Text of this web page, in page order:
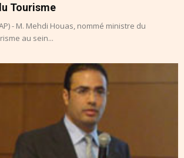
Tourisme
- M. Mehdi Houas, nommé ministre du
au sein...